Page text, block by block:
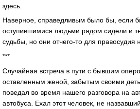
здесь.
Наверное, справедливым было бы, если
оступившимися людьми рядом сидели и
судьбы, но они отчего-то для правосудия
***
Случайная встреча в пути с бывшим
оставленным женой, забытым своими
поведал во время нашего разговора на
автобуса. Ехал этот человек, не